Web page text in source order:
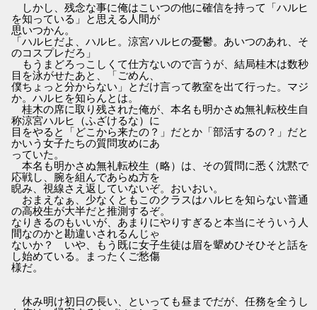
しかし、残念な事に俺はこいつの他に確信を持って「ハルヒ
を知っている」と思える人間が
思いつかん。
「ハルヒだよ、ハルヒ。涼宮ハルヒの憂鬱。あいつのあれ、そ
のコスプレだろ」
もうまどろっこしくて仕方ないので言うが、結局桂木は数秒
目を泳がせたあと、「ごめん、
僕ちょっと分からない」とだけ言って教室を出て行った。マジ
か。ハルヒを知らんとは。
桂木の席に取り残された俺が、本名も明かさぬ無礼転校生自
称涼宮ハルヒ（ふざけるな）に
目をやると「どこから来たの？」だとか「部活するの？」だと
かいう女子たちの質問攻めにあ
っていた。
本名も明かさぬ無礼転校生（略）は、その質問に悉く沈黙で
応戦し、腕を組んであらぬ方を
睨み、視線さえ返していないぞ。おいおい。
おまえなぁ、少なくともこのクラスはハルヒを知らない普通
の高校生が大半だと推測するぞ。
なりきるのもいいが、あまりにやりすぎると本当にそういう人
間なのかと勘違いされるんじゃ
ないか？ いや、もう既に女子生徒は眉を顰めひそひそと話を
し始めている。まったくご愁傷
様だ。
休み明け初日の長い、といっても昼までだが、任務を全うし